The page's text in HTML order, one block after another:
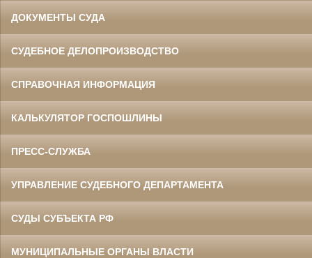
ДОКУМЕНТЫ СУДА
СУДЕБНОЕ ДЕЛОПРОИЗВОДСТВО
СПРАВОЧНАЯ ИНФОРМАЦИЯ
КАЛЬКУЛЯТОР ГОСПОШЛИНЫ
ПРЕСС-СЛУЖБА
УПРАВЛЕНИЕ СУДЕБНОГО ДЕПАРТАМЕНТА
СУДЫ СУБЪЕКТА РФ
МУНИЦИПАЛЬНЫЕ ОРГАНЫ ВЛАСТИ